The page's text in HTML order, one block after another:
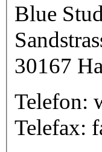
Blue
30167
Telefon:
Telefax: